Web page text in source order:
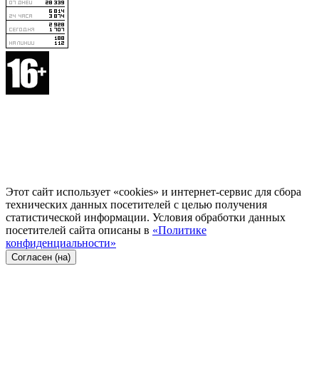
Этот сайт использует «cookies» и интернет-сервис для сбора
технических данных посетителей с целью получения
статистической информации. Условия обработки данных
посетителей сайта описаны в «Политике
конфиденциальности»
Согласен (на)